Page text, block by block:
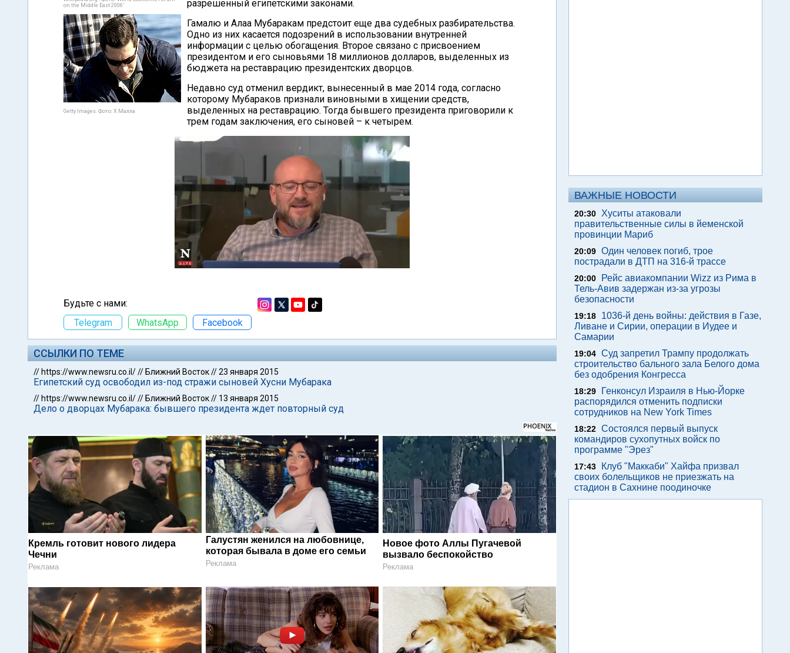
on the Middle East 2006'
Getty Images. Фото: Х.Малла
разрешенный египетскими законами.
Гамалю и Алаа Мубаракам предстоит еще два судебных разбирательства.
Одно из них касается подозрений в использовании внутренней
информации с целью обогащения. Второе связано с присвоением
президентом и его сыновьями 18 миллионов долларов, выделенных из
бюджета на реставрацию президентских дворцов.
Недавно суд отменил вердикт, вынесенный в мае 2014 года, согласно
которому Мубараков признали виновными в хищении средств,
выделенных на реставрацию. Тогда бывшего президента приговорили к
трем годам заключения, его сыновей – к четырем.
Будьте с нами:
Telegram
WhatsApp Facebook
ССЫЛКИ ПО ТЕМЕ
// https://www.newsru.co.il/// Ближний Восток//23 января 2015
Египетский суд освободил из-под стражи сыновей Хусни Мубарака
// https://www.newsru.co.il/// Ближний Восток// 13 января 2015
Дело о дворцах Мубарака: бывшего президента ждет повторный суд
Кремль готовит нового лидера
Чечни
Реклама
Галустян женился на любовнице,
которая бывала в доме его семьи
Реклама
Новое фото Аллы Пугачевой
вызвало беспокойство
Реклама
ВАЖНЫЕ НОВОСТИ
20:30
Хуситы атаковали
правительственные силы в йеменской
провинции Мариб
20:09 Один человек погиб, трое
пострадали в ДТП на 316-й трассе
20:00
Рейс авиакомпании Wizz из Рима в
Тель-Авив задержан из-за угрозы
безопасности
19:18
1036-й день войны: действия в Газе,
Ливане и Сирии, операции в Иудее и
Самарии
19:04 Суд запретил Трампу продолжать
строительство бального зала Белого дома
без одобрения Конгресса
18:29
Генконсул Израиля в Нью-Йорке
распорядился отменить подписки
сотрудников на New York Times
18:22 Состоялся первый выпуск
командиров сухопутных войск по
программе "Эрез"
17:43
Клуб "Маккаби" Хайфа призвал
своих болельщиков не приезжать на
стадион в Сахнине поодиночке